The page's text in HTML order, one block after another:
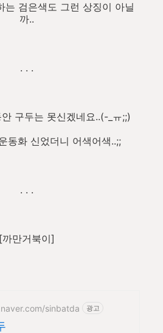
는 검은색도 그런 상징이 아닐
까..
. . .
구두는 못신겠네요..(-_ㅠ;;)
동화 신었더니 어색어색..;;
. . .
[까만거북이]
sinbatda 광고